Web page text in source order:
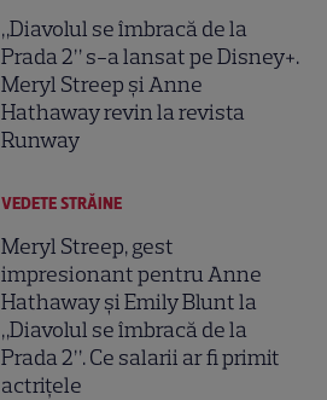
„Diavolul se îmbracă de la
Prada 2” s-a lansat pe Disney+.
Meryl Streep și Anne
Hathaway revin la revista
Runway
VEDETE STRĂINE
Meryl Streep, gest
impresionant pentru Anne
Hathaway și Emily Blunt la
„Diavolul se îmbracă de la
Prada 2”. Ce salarii ar fi primit
actrițele